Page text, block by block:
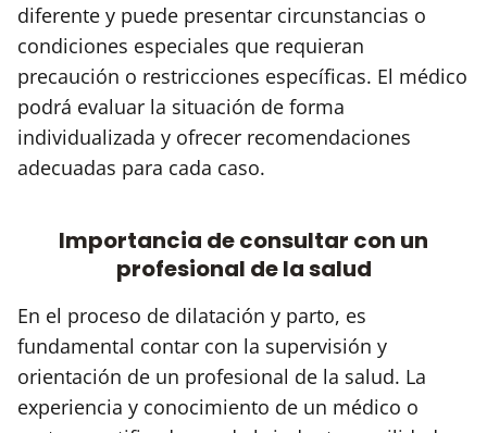
diferente y puede presentar circunstancias o
condiciones especiales que requieran
precaución o restricciones específicas. El médico
podrá evaluar la situación de forma
individualizada y ofrecer recomendaciones
adecuadas para cada caso.
Importancia de consultar con un
profesional de la salud
En el proceso de dilatación y parto, es
fundamental contar con la supervisión y
orientación de un profesional de la salud. La
experiencia y conocimiento de un médico o